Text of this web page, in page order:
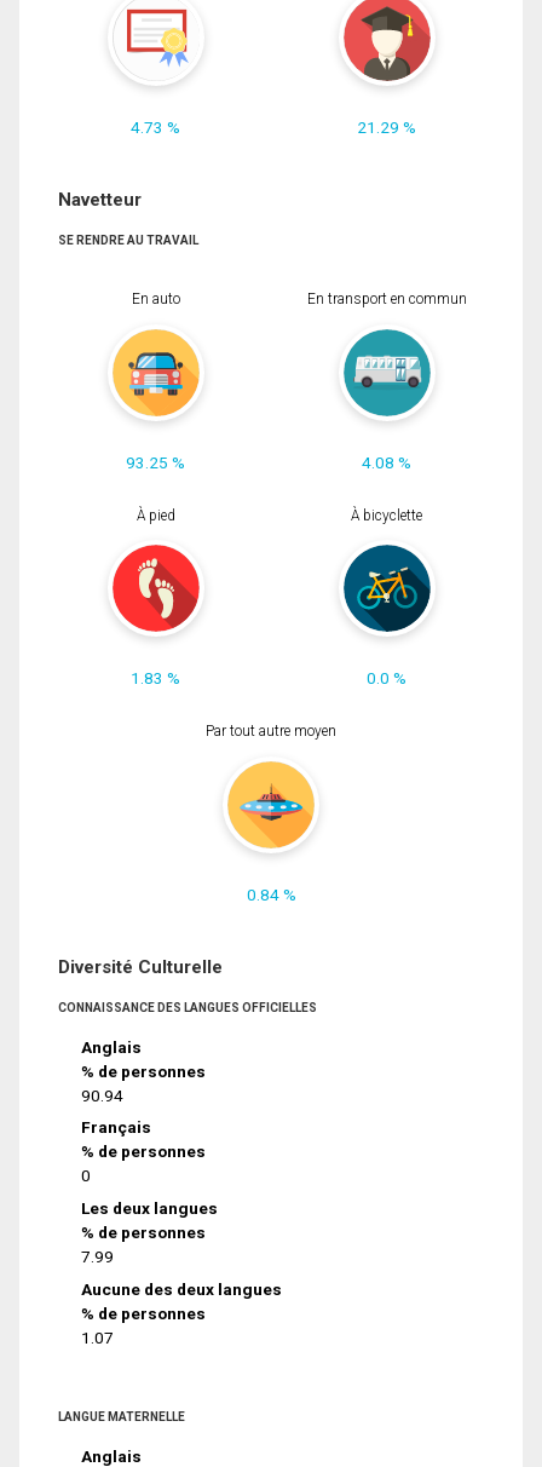
4.73 % 21.29 %
Navetteur
SE RENDRE AU TRAVAIL
En auto
93.25 %
En transport en commun
4.08 %
À pied
1.83 %
À bicyclette
0.0 %
Par tout autre moyen
0.84 %
Diversité Culturelle
CONNAISSANCE DES LANGUES OFFICIELLES
Anglais
% de personnes
90.94
Français
% de personnes
0
Les deux langues
% de personnes
7.99
Aucune des deux langues
% de personnes
1.07
LANGUE MATERNELLE
Anglais